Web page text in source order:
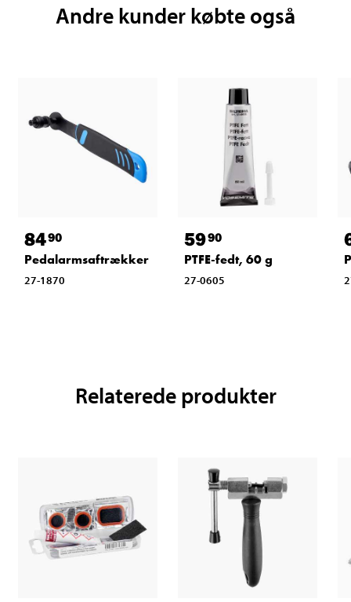
Andre kunder købte også
8490
Pedalarmsaftrækker
27-1870
5990
PTFE-fedt, 60 g
27-0605
Relaterede produkter